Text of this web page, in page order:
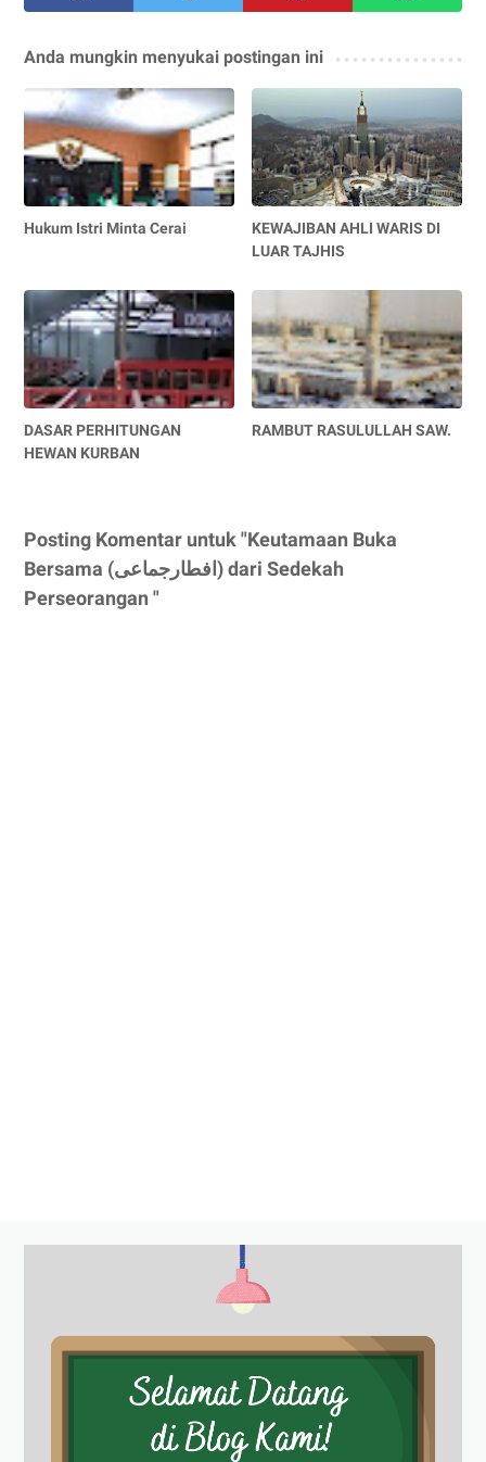
Anda mungkin menyukai postingan ini
Hukum Istri Minta Cerai
KEWAJIBAN AHLI WARIS DI
LUAR TAJHIS
DASAR PERHITUNGAN
HEWAN KURBAN
RAMBUT RASULULLAH SAW.
Posting Komentar untuk "Keutamaan Buka
Bersama (افطارجماعى) dari Sedekah
Perseorangan "